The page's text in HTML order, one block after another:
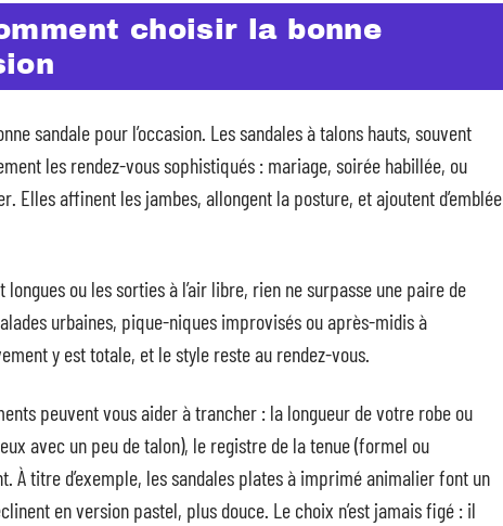
choisir la bonne
sandale pour l’occasion. Les sandales à talons hauts, souvent
les rendez-vous sophistiqués : mariage, soirée habillée, ou
Elles affinent les jambes, allongent la posture, et ajoutent d’emblée
ou les sorties à l’air libre, rien ne surpasse une paire de
urbaines, pique-niques improvisés ou après-midis à
y est totale, et le style reste au rendez-vous.
peuvent vous aider à trancher : la longueur de votre robe ou
avec un peu de talon), le registre de la tenue (formel ou
À titre d’exemple, les sandales plates à imprimé animalier font un
en version pastel, plus douce. Le choix n’est jamais figé : il